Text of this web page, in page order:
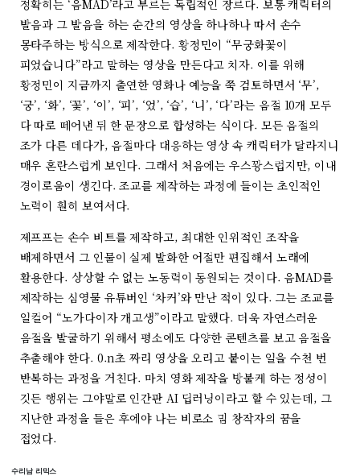
정확히는 ‘음MAD’라고 부르는 독립적인 장르다. 보통 캐릭터의
발음과 그 발음을 하는 순간의 영상을 하나하나 따서 손수
몽타주하는 방식으로 제작한다. 황정민이 “무궁화꽃이
피었습니다”라고 말하는 영상을 만든다고 치자. 이를 위해
황정민이 지금까지 출연한 영화나 예능을 쭉 검토하면서 ‘무’,
‘궁’, ‘화’, ‘꽃’, ‘이’, ‘피’, ‘었’, ‘습’, ‘니’, ‘다’라는 음절 10개 모두
다 따로 떼어낸 뒤 한 문장으로 합성하는 식이다. 모든 음절의
조가 다른 데다가, 음절마다 대응하는 영상 속 캐릭터가 달라지니
매우 혼란스럽게 보인다. 그래서 처음에는 우스꽝스럽지만, 이내
경이로움이 생긴다. 조교를 제작하는 과정에 들이는 초인적인
노력이 훤히 보여서다.
제프프는 손수 비트를 제작하고, 최대한 인위적인 조작을
배제하면서 그 인물이 실제 발화한 어절만 편집해서 노래에
활용한다. 상상할 수 없는 노동력이 동원되는 것이다. 음MAD를
제작하는 심영물 유튜버인 ‘차커’와 만난 적이 있다. 그는 조교를
일컬어 “노가다이자 개고생”이라고 말했다. 더욱 자연스러운
음절을 발굴하기 위해서 평소에도 다양한 콘텐츠를 보고 음절을
추출해야 한다. 0.n초 짜리 영상을 오리고 붙이는 일을 수천 번
반복하는 과정을 거친다. 마치 영화 제작을 방불케 하는 정성이
깃든 행위는 그야말로 인간판 AI 딥러닝이라고 할 수 있는데, 그
지난한 과정을 들은 후에야 나는 비로소 밈 창작자의 꿈을
접었다.
수리남 리믹스